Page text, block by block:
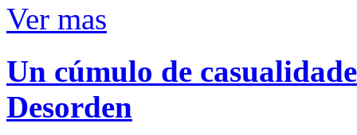
Ver mas
Un cúmulo de
Desorden